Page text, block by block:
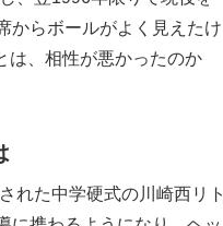
からボールがよく見えたけ
は、相性が悪かったのか
れた中学硬式の川崎西リト